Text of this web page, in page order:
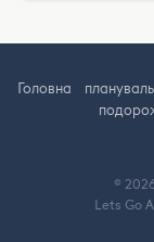
Головна
©
Lets Go